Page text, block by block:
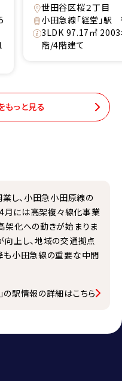
世田谷区桜２丁目
小田急線「経堂」
3LDK 97.17㎡
階/4階建て
もっと見る
し、小田急小田原線の
月には高架複々線化事業
架化への動きが始まりま
向上し、地域の交通拠点
も小田急線の重要な中間
の駅情報の詳細はこちら